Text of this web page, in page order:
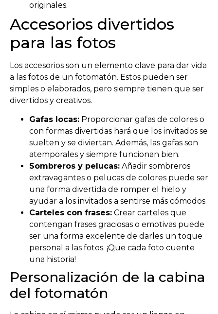
originales.
Accesorios divertidos
para las fotos
Los accesorios son un elemento clave para dar vida
a las fotos de un fotomatón. Estos pueden ser
simples o elaborados, pero siempre tienen que ser
divertidos y creativos.
Gafas locas: Proporcionar gafas de colores o
con formas divertidas hará que los invitados se
suelten y se diviertan. Además, las gafas son
atemporales y siempre funcionan bien.
Sombreros y pelucas: Añadir sombreros
extravagantes o pelucas de colores puede ser
una forma divertida de romper el hielo y
ayudar a los invitados a sentirse más cómodos.
Carteles con frases: Crear carteles que
contengan frases graciosas o emotivas puede
ser una forma excelente de darles un toque
personal a las fotos. ¡Que cada foto cuente
una historia!
Personalización de la cabina
del fotomatón